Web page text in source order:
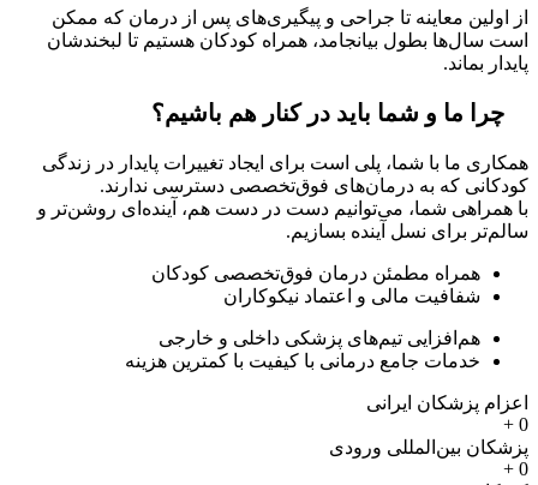
از اولین معاینه تا جراحی و پیگیری‌های پس از درمان که ممکن
است سال‌ها بطول بیانجامد، همراه کودکان هستیم تا لبخندشان
پایدار بماند.
چرا ما و شما باید در کنار هم باشیم؟
همکاری ما با شما، پلی است برای ایجاد تغییرات پایدار در زندگی
کودکانی که به درمان‌های فوق‌تخصصی دسترسی ندارند.
با همراهی شما، می‌توانیم دست در دست هم، آینده‌ای روشن‌تر و
سالم‌تر برای نسل آینده بسازیم.
همراه مطمئن درمان فوق‌تخصصی کودکان
شفافیت مالی و اعتماد نیکوکاران
هم‌افزایی تیم‌های پزشکی داخلی و خارجی
خدمات جامع درمانی با کیفیت با کمترین هزینه
اعزام پزشکان ایرانی
0
+
پزشکان بین‌المللی ورودی
0
+